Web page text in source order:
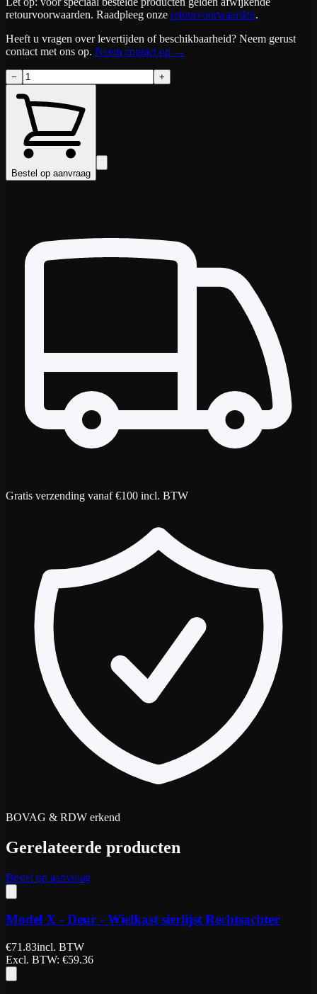
retourvoorwaarden. Raadpleeg onze retourvoorwaarden.
Heeft u vragen over levertijden of beschikbaarheid? Neem gerust
contact met ons op. Neem contact op →
− +
Bestel op aanvraag
Gratis verzending vanaf €100 incl. BTW
BOVAG & RDW erkend
Gerelateerde producten
Bestel op aanvraag
Model X - Deur - Wielkast sierlijst Rechtsachter
€71.83incl. BTW
Excl. BTW: €59.36